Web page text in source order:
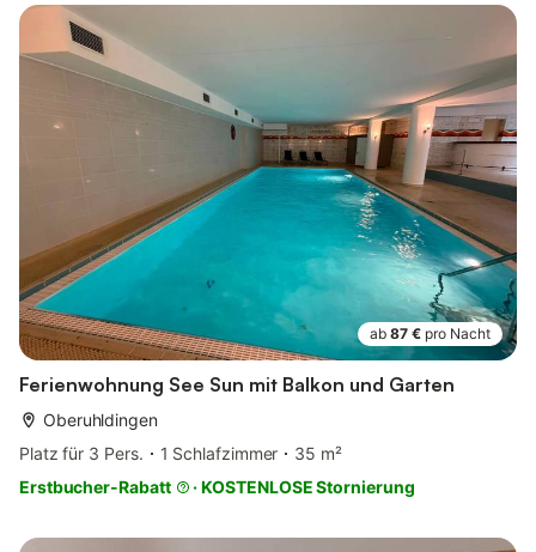
ab 87 € pro Nacht
Ferienwohnung See Sun mit Balkon und Garten
Oberuhldingen
Platz für 3 Pers.
1 Schlafzimmer
35 m²
Erstbucher-Rabatt
·KOSTENLOSE Stornierung